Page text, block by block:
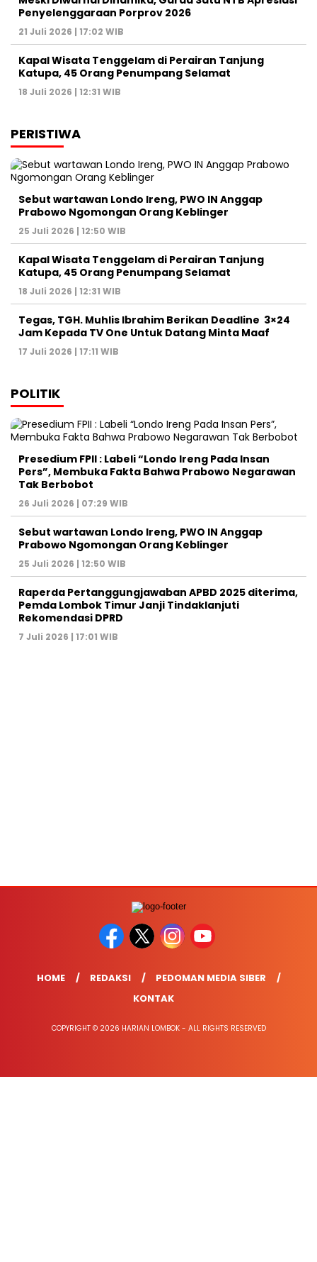
Penyelenggaraan Porprov 2026 ‎
21 Juli 2026 | 17:02 WIB
Kapal Wisata Tenggelam di Perairan Tanjung
Katupa, 45 Orang Penumpang Selamat
18 Juli 2026 | 12:31 WIB
PERISTIWA
Sebut wartawan Londo Ireng, PWO IN Anggap
Prabowo Ngomongan Orang Keblinger
25 Juli 2026 | 12:50 WIB
Kapal Wisata Tenggelam di Perairan Tanjung
Katupa, 45 Orang Penumpang Selamat
18 Juli 2026 | 12:31 WIB
Tegas, TGH. Muhlis Ibrahim Berikan Deadline 3×24
Jam Kepada TV One Untuk Datang Minta Maaf
17 Juli 2026 | 17:11 WIB
POLITIK
Presedium FPII : Labeli “Londo Ireng Pada Insan
Pers”, Membuka Fakta Bahwa Prabowo Negarawan
Tak Berbobot
26 Juli 2026 | 07:29 WIB
Sebut wartawan Londo Ireng, PWO IN Anggap
Prabowo Ngomongan Orang Keblinger
25 Juli 2026 | 12:50 WIB
Raperda Pertanggungjawaban APBD 2025 diterima,
Pemda Lombok Timur Janji Tindaklanjuti
Rekomendasi DPRD
7 Juli 2026 | 17:01 WIB
HOME REDAKSI
PEDOMAN MEDIA SIBER
KONTAK
COPYRIGHT © 2026 HARIAN LOMBOK - ALL RIGHTS RESERVED